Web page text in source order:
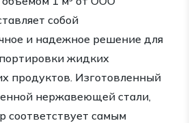
собой
и надежное решение для
жидких
продуктов. Изготовленный
нержавеющей стали,
соответствует самым